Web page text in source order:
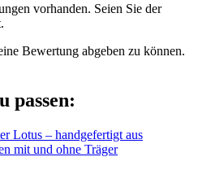
vorhanden. Seien Sie der
Bewertung abgeben zu können.
passen: